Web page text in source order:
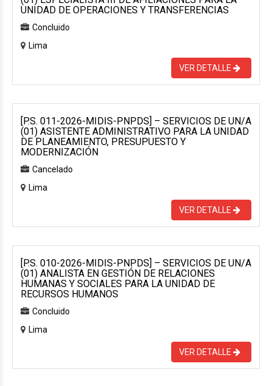
UNIDAD DE OPERACIONES Y TRANSFERENCIAS
Concluido
Lima
VER DETALLE
[P.S. 011-2026-MIDIS-PNPDS] – SERVICIOS DE UN/A
(01) ASISTENTE ADMINISTRATIVO PARA LA UNIDAD
DE PLANEAMIENTO, PRESUPUESTO Y
MODERNIZACIÓN
Cancelado
Lima
VER DETALLE
[P.S. 010-2026-MIDIS-PNPDS] – SERVICIOS DE UN/A
(01) ANALISTA EN GESTIÓN DE RELACIONES
HUMANAS Y SOCIALES PARA LA UNIDAD DE
RECURSOS HUMANOS
Concluido
Lima
VER DETALLE